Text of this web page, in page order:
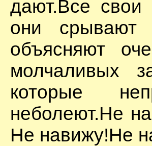
дают.Все свои
они срывают
объясняют
молчаливых
которые
неболеют.Не
Не навижу!Не